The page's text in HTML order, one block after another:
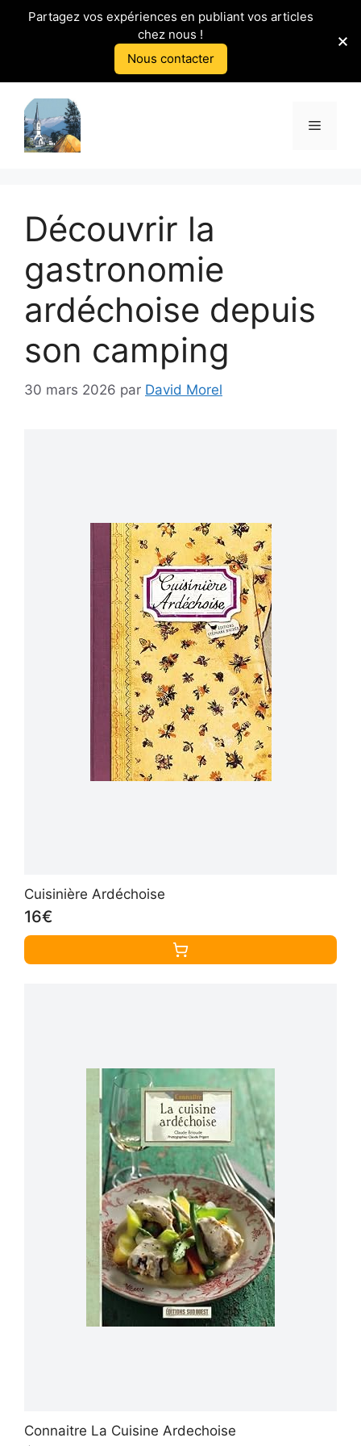
contenu
Menu
Découvrir la
gastronomie
ardéchoise depuis
son camping
30 mars 2026 par David Morel
Cuisinière Ardéchoise
16€
Connaitre La Cuisine Ardechoise
Partagez vos expériences en publiant vos articles
chez nous !
Nous contacter